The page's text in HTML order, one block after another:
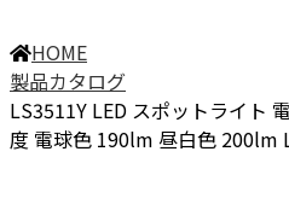
HOME
製品カタログ
LS3511Y LED スポットライト
度 電球色 190lm 昼白色 200lm